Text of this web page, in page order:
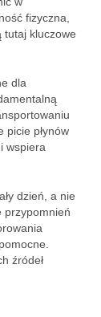
fizyczna,
kluczowe
dla
picie płynów
wspiera
dzień, a nie
przypomnień
źródeł